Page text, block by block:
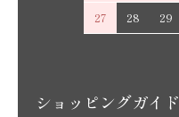
27
28 29
ショッピングガイド